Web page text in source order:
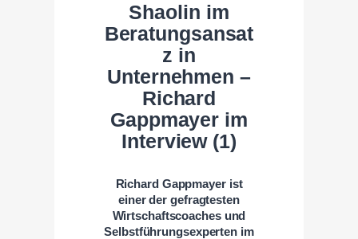
Shaolin im
Beratungsansat
z in
Unternehmen –
Richard
Gappmayer im
Interview (1)
Richard Gappmayer ist
einer der gefragtesten
Wirtschaftscoaches und
Selbstführungsexperten im